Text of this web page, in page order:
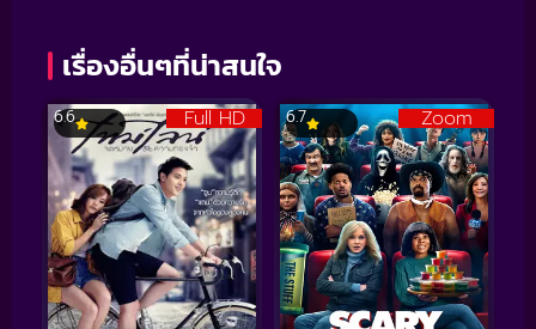
เรื่องอื่นๆที่น่าสนใจ
Full HD
6.6 Zoom
6.7